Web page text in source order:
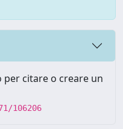
citare o creare un
106206